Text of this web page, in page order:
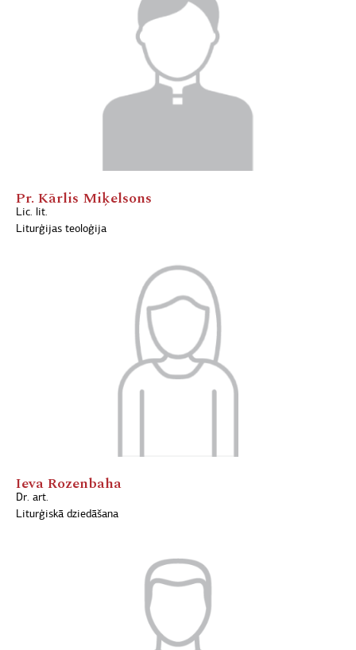
Pr. Kārlis Miķelsons
Lic. lit.
Liturģijas teoloģija
Ieva Rozenbaha
Dr. art.
Liturģiskā dziedāšana